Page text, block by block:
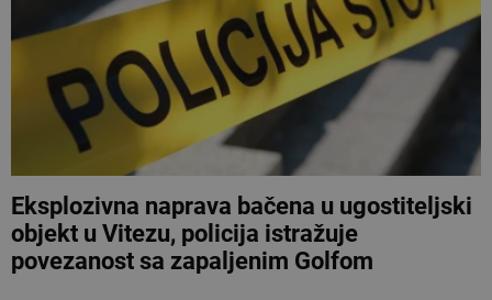
Eksplozivna naprava bačena u ugostiteljski
objekt u Vitezu, policija istražuje
povezanost sa zapaljenim Golfom